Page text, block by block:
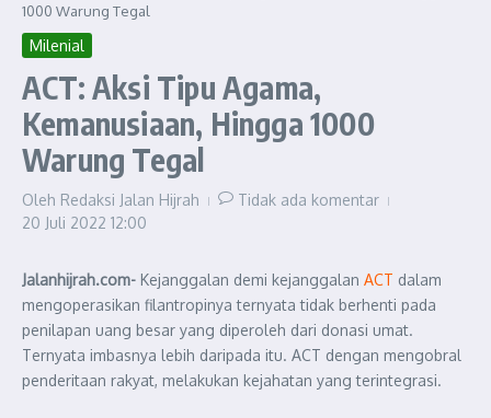
1000 Warung Tegal
Milenial
ACT: Aksi Tipu Agama,
Kemanusiaan, Hingga 1000
Warung Tegal
Oleh Redaksi Jalan Hijrah
Tidak ada komentar
20 Juli 2022 12:00
Jalanhijrah.com- Kejanggalan demi kejanggalan ACT dalam
mengoperasikan filantropinya ternyata tidak berhenti pada
penilapan uang besar yang diperoleh dari donasi umat.
Ternyata imbasnya lebih daripada itu. ACT dengan mengobral
penderitaan rakyat, melakukan kejahatan yang terintegrasi.